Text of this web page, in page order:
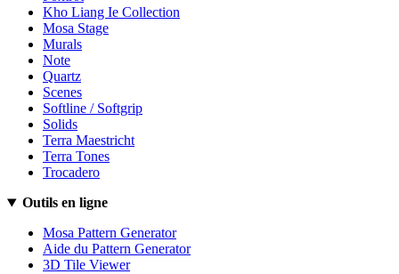
Kho Liang Ie Collection
Mosa Stage
Murals
Note
Quartz
Scenes
Softline / Softgrip
Solids
Terra Maestricht
Terra Tones
Trocadero
Outils en ligne
Mosa Pattern Generator
Aide du Pattern Generator
3D Tile Viewer